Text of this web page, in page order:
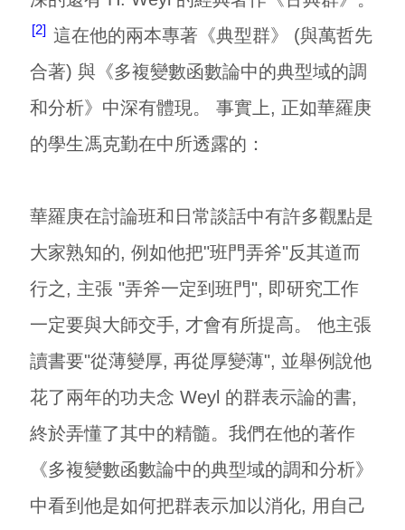
2
這在他的兩本專著《典型群》 (與萬哲先
合著) 與《多複變數函數論中的典型域的調
和分析》中深有體現。 事實上, 正如華羅庚
的學生馮克勤在中所透露的：
華羅庚在討論班和日常談話中有許多觀點是
大家熟知的, 例如他把"班門弄斧"反其道而
行之, 主張 "弄斧一定到班門", 即研究工作
一定要與大師交手, 才會有所提高。 他主張
讀書要"從薄變厚, 再從厚變薄", 並舉例說他
花了兩年的功夫念 Weyl 的群表示論的書,
終於弄懂了其中的精髓。我們在他的著作
《多複變數函數論中的典型域的調和分析》
中看到他是如何把群表示加以消化, 用自己